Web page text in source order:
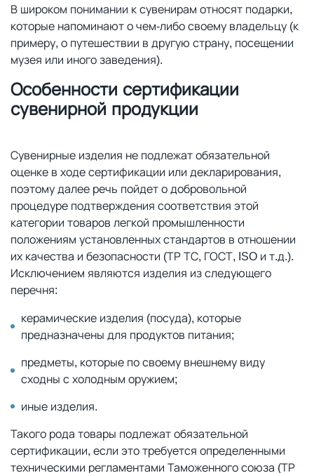
В широком понимании к сувенирам относят подарки,
которые напоминают о чем-либо своему владельцу (к
примеру, о путешествии в другую страну, посещении
музея или иного заведения).
Особенности сертификации
сувенирной продукции
Сувенирные изделия не подлежат обязательной
оценке в ходе сертификации или декларирования,
поэтому далее речь пойдет о добровольной
процедуре подтверждения соответствия этой
категории товаров легкой промышленности
положениям установленных стандартов в отношении
их качества и безопасности (ТР ТС, ГОСТ, ISO и т.д.).
Исключением являются изделия из следующего
перечня:
керамические изделия (посуда), которые
предназначены для продуктов питания;
предметы, которые по своему внешнему виду
сходны с холодным оружием;
иные изделия.
Такого рода товары подлежат обязательной
сертификации, если это требуется определенными
техническими регламентами Таможенного союза (ТР